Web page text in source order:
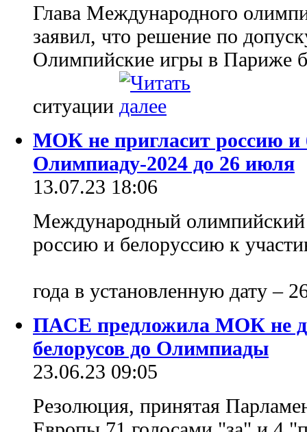
Глава Международного
заявил, что решение по
Олимпийские игры в Париже
ситуации
МОК не пригласит россию и
Олимпиаду-2024 до 26 июля
13.07.23 18:06
Международный олимпийский
россию и белоруссию к
года в установленную дату –
ПАСЕ предложила МОК не
белорусов до Олимпиады
23.06.23 09:05
Резолюция, принятая